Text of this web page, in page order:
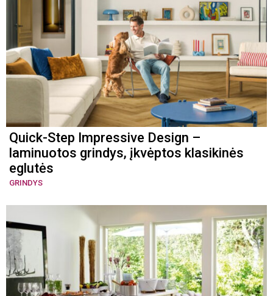
Quick-Step Impressive Design –
laminuotos grindys, įkvėptos klasikinės
eglutės
GRINDYS